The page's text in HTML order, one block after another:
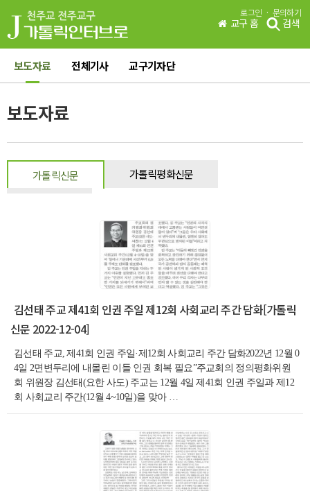
로그인 · 문의하기
교구 홈 검색
보도자료 전체기사 교구기자단
보도자료
가톨릭신문
가톨릭평화신문
김선태 주교 제41회 인권 주일 제12회 사회교리 주간 담화[가톨릭
신문 2022-12-04]
김선태 주교, 제41회 인권 주일·제12회 사회교리 주간 담화2022년 12월 0
4일 2면변두리에 내몰린 이들 인권 회복 필요”주교회의 정의평화위원
회 위원장 김선태(요한 사도) 주교는 12월 4일 제41회 인권 주일과 제12
회 사회교리 주간(12월 4~10일)을 맞아 …